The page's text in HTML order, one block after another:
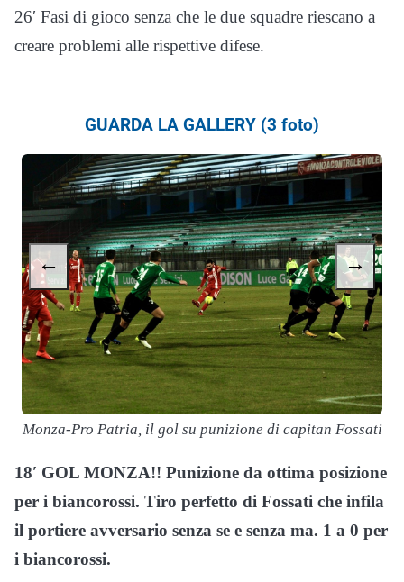
26′ Fasi di gioco senza che le due squadre riescano a
creare problemi alle rispettive difese.
GUARDA LA GALLERY (3 foto)
Monza-Pro Patria, il gol su punizione di capitan Fossati
← →
18′ GOL MONZA!! Punizione da ottima posizione
per i biancorossi. Tiro perfetto di Fossati che infila
il portiere avversario senza se e senza ma. 1 a 0 per
i biancorossi.